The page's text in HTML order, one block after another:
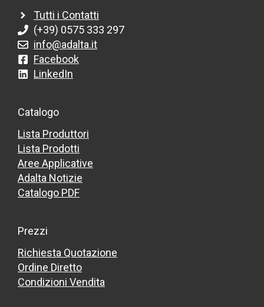
Tutti i Contatti
(+39) 0575 333 297
info@adalta.it
Facebook
LinkedIn
Catalogo
Lista Produttori
Lista Prodotti
Aree Applicative
Adalta Notizie
Catalogo PDF
Prezzi
Richiesta Quotazione
Ordine Diretto
Condizioni Vendita